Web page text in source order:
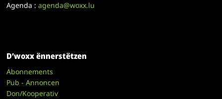
Agenda :agenda@woxx.lu
D’woxx ënnerstëtzen
Abonnements
Pub - Annoncen
Don/Kooperativ